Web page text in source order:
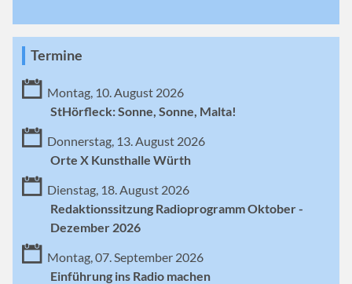
Termine
Montag, 10. August 2026
StHörfleck: Sonne, Sonne, Malta!
Donnerstag, 13. August 2026
Orte X Kunsthalle Würth
Dienstag, 18. August 2026
Redaktionssitzung Radioprogramm Oktober -
Dezember 2026
Montag, 07. September 2026
Einführung ins Radio machen